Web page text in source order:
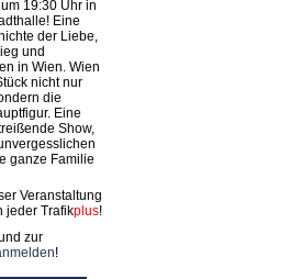
19:30 Uhr in
Eine
der Liebe,
und
in Wien. Wien
nicht nur
die
Eine
Show,
ganze Familie
Veranstaltung
jeder Trafikplus!
zur
!